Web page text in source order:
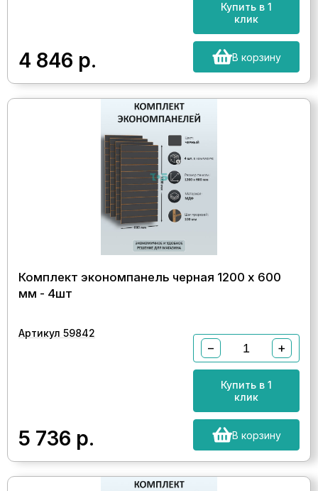
4 846 р.
Купить в 1
клик
В корзину
Комплект экономпанель черная 1200 х 600
мм - 4шт
Артикул 59842
5 736 р.
− +
Купить в 1
клик
В корзину